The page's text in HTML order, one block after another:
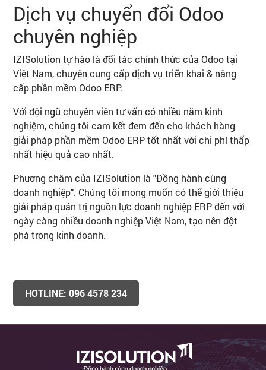
Dịch vụ chuyển đổi Odoo
chuyên nghiệp
IZISolution tự hào là đối tác chính thức của Odoo tại
Việt Nam, chuyên cung cấp dịch vụ triển khai & nâng
cấp phần mềm Odoo ERP.
Với đội ngũ chuyên viên tư vấn có nhiều năm kinh
nghiệm, chúng tôi cam kết đem đến cho khách hàng
giải pháp phần mềm Odoo ERP tốt nhất với chi phí thấp
nhất hiệu quả cao nhất.
Phương châm của IZISolution là "Đồng hành cùng
doanh nghiệp". Chúng tôi mong muốn có thể giới thiệu
giải pháp quản trị nguồn lực doanh nghiệp ERP đến với
ngày càng nhiều doanh nghiệp Việt Nam, tạo nên đột
phá trong kinh doanh.
HOTLINE: 096 4578 234